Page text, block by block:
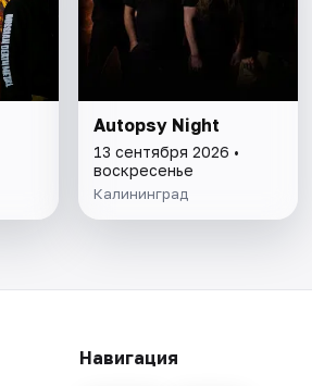
Autopsy Night
13 сентября 2026 •
воскресенье
Калининград
Навигация